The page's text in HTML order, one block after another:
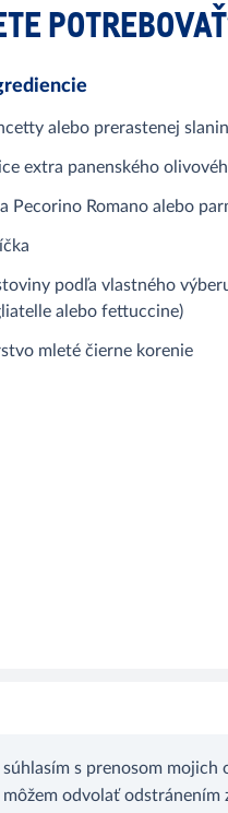
alebo prerastenej
extra panenského
Pecorino Romano alebo
podľa vlastného
alebo fettuccine)
mleté čierne korenie
s prenosom mojich
môžem odvolať